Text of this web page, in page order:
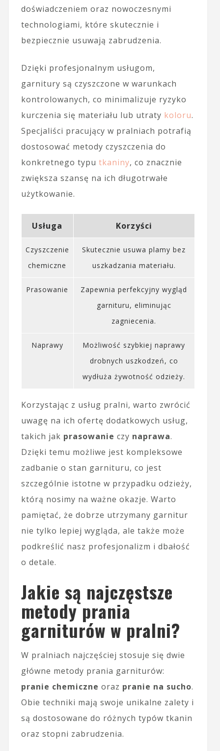
doświadczeniem oraz nowoczesnymi
technologiami, które skutecznie i
bezpiecznie usuwają zabrudzenia.
Dzięki profesjonalnym usługom,
garnitury są czyszczone w warunkach
kontrolowanych, co minimalizuje ryzyko
kurczenia się materiału lub utraty koloru.
Specjaliści pracujący w pralniach potrafią
dostosować metody czyszczenia do
konkretnego typu tkaniny, co znacznie
zwiększa szansę na ich długotrwałe
użytkowanie.
Usługa Korzyści
Czyszczenie
chemiczne
Skutecznie usuwa plamy bez
uszkadzania materiału.
Prasowanie
Zapewnia perfekcyjny wygląd
garnituru, eliminując
zagniecenia.
Naprawy
Możliwość szybkiej naprawy
drobnych uszkodzeń, co
wydłuża żywotność odzieży.
Korzystając z usług pralni, warto zwrócić
uwagę na ich ofertę dodatkowych usług,
takich jak prasowanie czy naprawa.
Dzięki temu możliwe jest kompleksowe
zadbanie o stan garnituru, co jest
szczególnie istotne w przypadku odzieży,
którą nosimy na ważne okazje. Warto
pamiętać, że dobrze utrzymany garnitur
nie tylko lepiej wygląda, ale także może
podkreślić nasz profesjonalizm i dbałość
o detale.
Jakie są najczęstsze
metody prania
garniturów w pralni?
W pralniach najczęściej stosuje się dwie
główne metody prania garniturów:
pranie chemiczne oraz pranie na sucho.
Obie techniki mają swoje unikalne zalety i
są dostosowane do różnych typów tkanin
oraz stopni zabrudzenia.